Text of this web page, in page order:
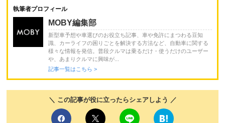
執筆者プロフィール
MOBY編集部
新型車予想や車選びのお役立ち記事、車や免許にまつわる豆知
識、カーライフの困りごとを解決する方法など、自動車に関する
様々な情報を発信。普段クルマは乗るだけ・使うだけのユーザー
や、あまりクルマに興味が...
記事一覧はこちら >
＼ この記事が役に立ったらシェアしよう ／